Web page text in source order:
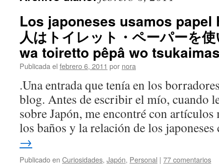
Los japoneses usamos papel
人はトイレット・ペーパーを
wa toiretto pêpâ wo
Publicada el febrero 6, 2011 por nora
.Una entrada que tenía en los
blog. Antes de escribir el mío, cuando
sobre Japón, me encontré con artículos
los baños y la relación de los
→
Publicado en Curiosidades, Japón, Personal | 77 comentarios